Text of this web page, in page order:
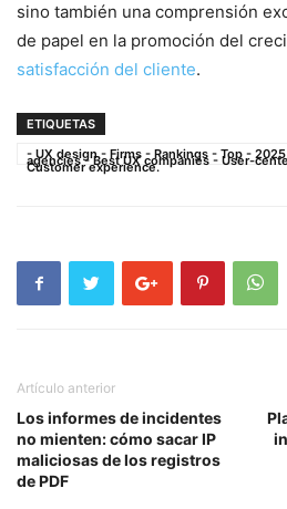
sino también una comprensión⁣
de papel en la promoción del
satisfacción del cliente.
ETIQUETAS
- UX design - Firms - Rankings - Top -
agencies - Best UX companies - User-
Customer experience.
Artículo anterior
Los informes de incidentes
no mienten: cómo sacar IP
maliciosas de los registros
de PDF